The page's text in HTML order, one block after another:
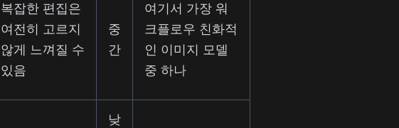
복잡한 편집은
여전히 고르지
않게 느껴질 수
있음
중
간
여기서 가장 워
크플로우 친화적
인 이미지 모델
중 하나
낮